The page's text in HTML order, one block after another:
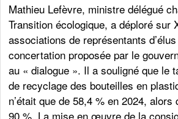
Mathieu Lefèvre, ministre délégué
Transition écologique, a déploré sur
associations de représentants
concertation proposée par le
au « dialogue ». Il a souligné que le
de recyclage des bouteilles en
n’était que de 58,4 % en 2024, alors
90 %. La mise en œuvre de la